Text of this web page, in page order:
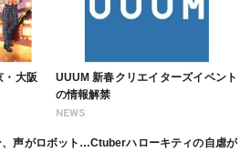
・大阪
NEWS
UUUM 新春クリエイターズイベント
の情報解禁
、声がロボット…Ctuberハローキティの自虐が